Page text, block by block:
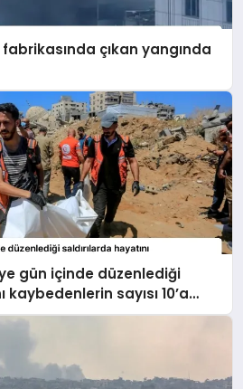
çıkan yangında
gün içinde düzenlediği
kaybedenlerin sayısı 10’a